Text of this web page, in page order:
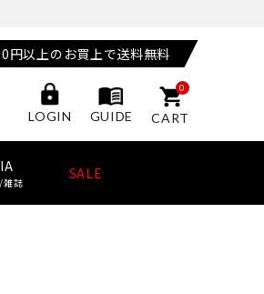
円以上のお買上で送料無料
LOGIN GUIDE
0
CART
雑誌 SALE